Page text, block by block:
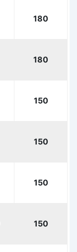
180
180
150
150
150
150